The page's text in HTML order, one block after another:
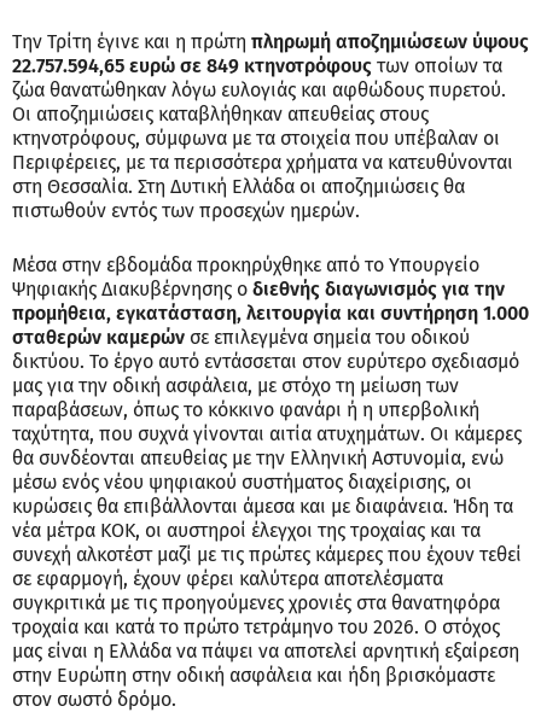
Την Τρίτη έγινε και η πρώτη πληρωμή αποζημιώσεων ύψους
22.757.594,65 ευρώ σε 849 κτηνοτρόφους των οποίων τα
ζώα θανατώθηκαν λόγω ευλογιάς και αφθώδους πυρετού.
Οι αποζημιώσεις καταβλήθηκαν απευθείας στους
κτηνοτρόφους, σύμφωνα με τα στοιχεία που υπέβαλαν οι
Περιφέρειες, με τα περισσότερα χρήματα να κατευθύνονται
στη Θεσσαλία. Στη Δυτική Ελλάδα οι αποζημιώσεις θα
πιστωθούν εντός των προσεχών ημερών.
Μέσα στην εβδομάδα προκηρύχθηκε από το Υπουργείο
Ψηφιακής Διακυβέρνησης ο διεθνής διαγωνισμός για την
προμήθεια, εγκατάσταση, λειτουργία και συντήρηση 1.000
σταθερών καμερών σε επιλεγμένα σημεία του οδικού
δικτύου. Το έργο αυτό εντάσσεται στον ευρύτερο σχεδιασμό
μας για την οδική ασφάλεια, με στόχο τη μείωση των
παραβάσεων, όπως το κόκκινο φανάρι ή η υπερβολική
ταχύτητα, που συχνά γίνονται αιτία ατυχημάτων. Οι κάμερες
θα συνδέονται απευθείας με την Ελληνική Αστυνομία, ενώ
μέσω ενός νέου ψηφιακού συστήματος διαχείρισης, οι
κυρώσεις θα επιβάλλονται άμεσα και με διαφάνεια. Ήδη τα
νέα μέτρα ΚΟΚ, οι αυστηροί έλεγχοι της τροχαίας και τα
συνεχή αλκοτέστ μαζί με τις πρώτες κάμερες που έχουν τεθεί
σε εφαρμογή, έχουν φέρει καλύτερα αποτελέσματα
συγκριτικά με τις προηγούμενες χρονιές στα θανατηφόρα
τροχαία και κατά το πρώτο τετράμηνο του 2026. Ο στόχος
μας είναι η Ελλάδα να πάψει να αποτελεί αρνητική εξαίρεση
στην Ευρώπη στην οδική ασφάλεια και ήδη βρισκόμαστε
στον σωστό δρόμο.